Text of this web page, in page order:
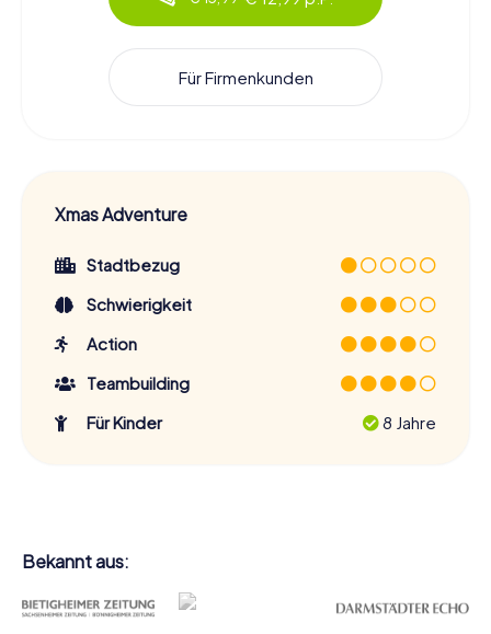
Für Firmenkunden
Xmas Adventure
Stadtbezug
Schwierigkeit
Action
Teambuilding
Für Kinder
8 Jahre
Bekannt aus: